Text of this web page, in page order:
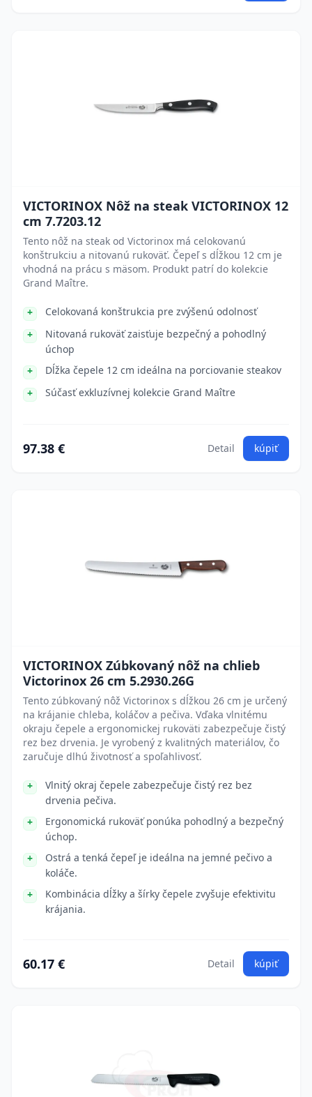
VICTORINOX Nôž na steak VICTORINOX 12
cm 7.7203.12
Tento nôž na steak od Victorinox má celokovanú
konštrukciu a nitovanú rukoväť. Čepeľ s dĺžkou 12 cm je
vhodná na prácu s mäsom. Produkt patrí do kolekcie
Grand Maître.
Celokovaná konštrukcia pre zvýšenú odolnosť
Nitovaná rukoväť zaisťuje bezpečný a pohodlný
úchop
Dĺžka čepele 12 cm ideálna na porciovanie steakov
Súčasť exkluzívnej kolekcie Grand Maître
97.38 € Detail kúpiť
VICTORINOX Zúbkovaný nôž na chlieb
Victorinox 26 cm 5.2930.26G
Tento zúbkovaný nôž Victorinox s dĺžkou 26 cm je určený
na krájanie chleba, koláčov a pečiva. Vďaka vlnitému
okraju čepele a ergonomickej rukoväti zabezpečuje čistý
rez bez drvenia. Je vyrobený z kvalitných materiálov, čo
zaručuje dlhú životnosť a spoľahlivosť.
Vlnitý okraj čepele zabezpečuje čistý rez bez
drvenia pečiva.
Ergonomická rukoväť ponúka pohodlný a bezpečný
úchop.
Ostrá a tenká čepeľ je ideálna na jemné pečivo a
koláče.
Kombinácia dĺžky a šírky čepele zvyšuje efektivitu
krájania.
60.17 € Detail kúpiť